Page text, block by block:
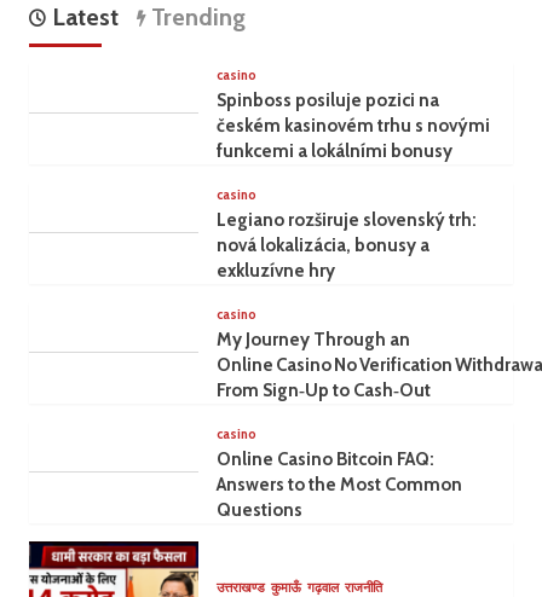
Latest Trending
casino
Spinboss posiluje pozici na
českém kasinovém trhu s novými
funkcemi a lokálními bonusy
casino
Legiano rozširuje slovenský trh:
nová lokalizácia, bonusy a
exkluzívne hry
casino
My Journey Through an
Online Casino No Verification
From Sign‑Up to Cash‑Out
casino
Online Casino Bitcoin FAQ:
Answers to the Most Common
Questions
उत्तराखण्ड कुमाऊँ गढ़वाल राजनीति